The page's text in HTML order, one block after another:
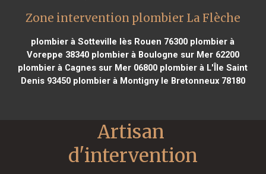
Zone intervention plombier La Flèche
plombier à Sotteville lès Rouen 76300 plombier à
Voreppe 38340plombier à Boulogne sur Mer 62200
plombier à Cagnes sur Mer 06800 plombier à L'Île Saint
Denis 93450plombier à Montigny le Bretonneux 78180
Artisan
d'intervention